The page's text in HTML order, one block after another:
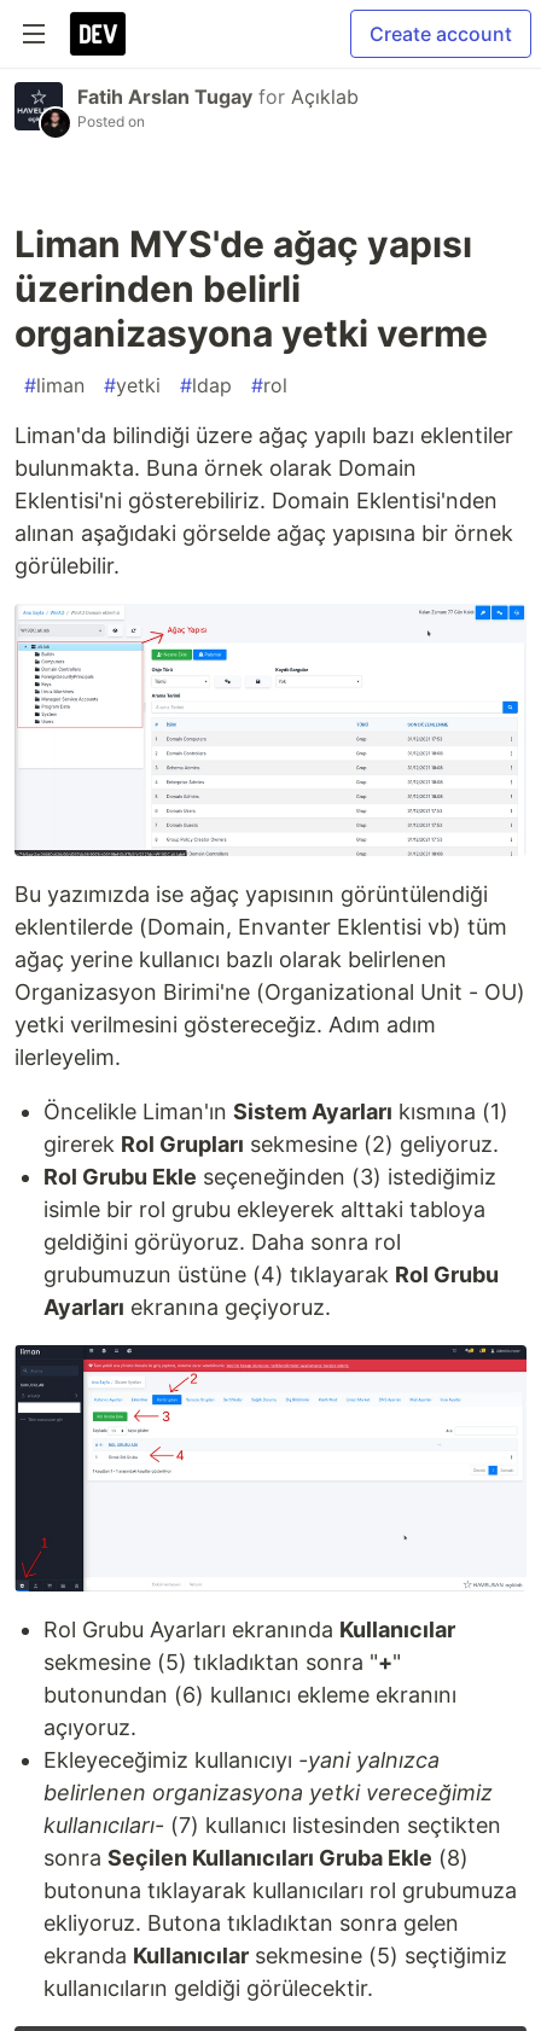
Create account
Fatih Arslan Tugay for Açıklab
Posted on
Liman MYS'de ağaç yapısı
üzerinden belirli
organizasyona yetki verme
#liman #yetki #ldap #rol
Liman'da bilindiği üzere ağaç yapılı bazı eklentiler
bulunmakta. Buna örnek olarak Domain
Eklentisi'ni gösterebiliriz. Domain Eklentisi'nden
alınan aşağıdaki görselde ağaç yapısına bir örnek
görülebilir.
Bu yazımızda ise ağaç yapısının görüntülendiği
eklentilerde (Domain, Envanter Eklentisi vb) tüm
ağaç yerine kullanıcı bazlı olarak belirlenen
Organizasyon Birimi'ne (Organizational Unit - OU)
yetki verilmesini göstereceğiz. Adım adım
ilerleyelim.
Öncelikle Liman'ın Sistem Ayarları kısmına (1)
girerek Rol Grupları sekmesine (2) geliyoruz.
Rol Grubu Ekle seçeneğinden (3) istediğimiz
isimle bir rol grubu ekleyerek alttaki tabloya
geldiğini görüyoruz. Daha sonra rol
grubumuzun üstüne (4) tıklayarak Rol Grubu
Ayarları ekranına geçiyoruz.
Rol Grubu Ayarları ekranında Kullanıcılar
sekmesine (5) tıkladıktan sonra "+"
butonundan (6) kullanıcı ekleme ekranını
açıyoruz.
Ekleyeceğimiz kullanıcıyı -yani yalnızca
belirlenen organizasyona yetki vereceğimiz
kullanıcıları- (7) kullanıcı listesinden seçtikten
sonra Seçilen Kullanıcıları Gruba Ekle (8)
butonuna tıklayarak kullanıcıları rol grubumuza
ekliyoruz. Butona tıkladıktan sonra gelen
ekranda Kullanıcılar sekmesine (5) seçtiğimiz
kullanıcıların geldiği görülecektir.